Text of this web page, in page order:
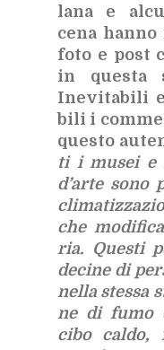
la­na e
cena
foto e post
in que­sta
Ine­vi­ta­bi­li
bi­li i
que­sto
ti i mu­sei e
d’ar­te sono
che
ria. Que­sti
de­ci­ne di
nel­la stes­sa
ne di fumo
cibo cal­do,